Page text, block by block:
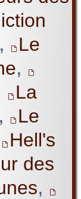
,
Le
,
La
,
Le
Hell's
des
,